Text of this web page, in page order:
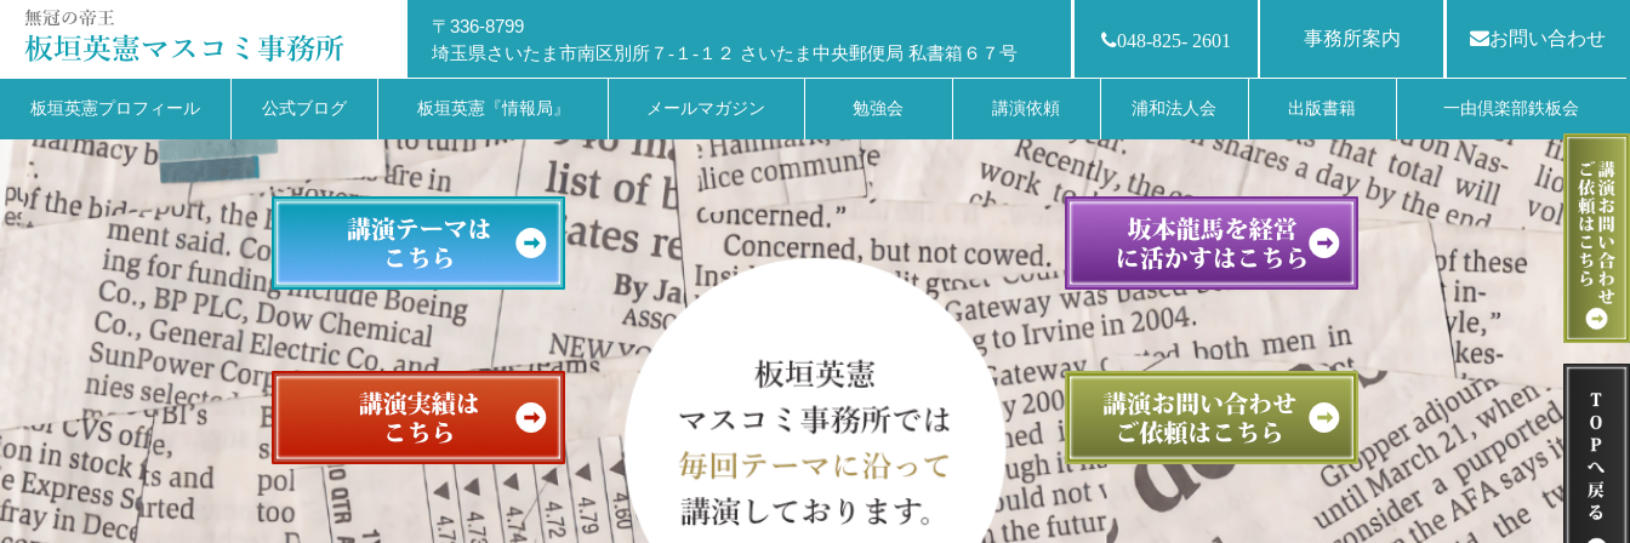
〒336-8799
埼玉県さいたま市南区別所７-１-１２ さいたま中央郵便局 私書箱６７号
048-825- 2601 事務所案内 お問い合わせ
板垣英憲プロフィール 公式ブログ 板垣英憲『情報局』 メールマガジン 勉強会 講演依頼 浦和法人会 出版書籍 一由倶楽部鉄板会